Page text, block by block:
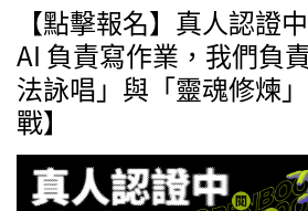
【點擊報名】真人認證
AI 負責寫作業，我們負
法詠唱」與「靈魂修煉
戰】